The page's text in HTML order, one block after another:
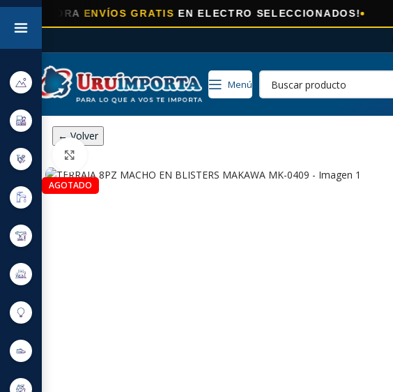
ENVÍOS GRATISEN ELECTRO SELECCIONADOS!
Menú
← Volver
AGOTADO